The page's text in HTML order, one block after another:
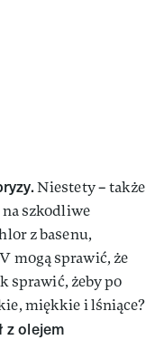
Niestety – także
na szkodliwe
z basenu,
mogą sprawić, że
sprawić, żeby po
miękkie i lśniące?
z olejem